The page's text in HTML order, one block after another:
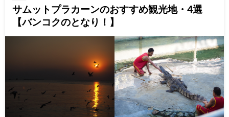
サムットプラカーンのおすすめ観光地・4選
【バンコクのとなり！】